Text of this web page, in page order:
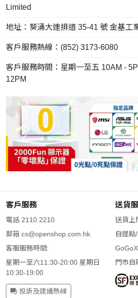
Limited
地址：葵涌大連排道 35-41 號 金基工
客戶服務熱線：(852) 3173-6080
客戶服務時間：星期一至五 10AM -
12PM
客戶服務
電話 2110 2210
郵箱 cs@openshop.com.hk
客服服務時間:
星期一至六11:30-20:00 星期日
10:30-19:00
投訴及建議熱線
送貨
送貨上
自提點
門市自